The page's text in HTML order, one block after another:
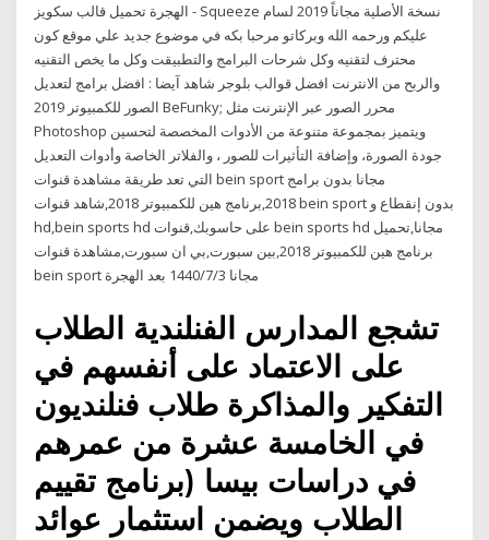
الهجرة تحميل قالب سكويز - Squeeze نسخة الأصلية مجاناً 2019 لسام
عليكم ورحمه الله وبركاتو مرحبا بكه في موضوع جديد علي موقع كون
محترف لتقنيه وكل شرحات البرامج والتطبيقت وكل ما يخص التقنيه
والربح من الانترنت افضل قوالب بلوجر شاهد آيضا : افضل برامج لتعديل
الصور للكمبيوتر 2019 BeFunky; محرر الصور عبر الإنترنت مثل
Photoshop ويتميز بمجموعة متنوعة من الأدوات المخصصة لتحسين
جودة الصورة، وإضافة التأثيرات للصور ، والفلاتر الخاصة وأدوات التعديل
التي تعد طريقة مشاهدة قنوات bein sport مجانا بدون برامج
2018,برنامج هين للكمبيوتر 2018,شاهد قنوات bein sport بدون إنقطاع و
hd,bein sports hd على حاسوبك,قنوات bein sports hd مجانا,تحميل
برنامج هين للكمبيوتر 2018,بين سبورت,بي ان سبورت,مشاهدة قنوات
bein sport مجانا 3‏‏/7‏‏/1440 بعد الهجرة
تشجع المدارس الفنلندية الطلاب
على الاعتماد على أنفسهم في
التفكير والمذاكرة طلاب فنلنديون
في الخامسة عشرة من عمرهم
في دراسات بيسا (برنامج تقييم
الطلاب ويضمن استثمار عوائد